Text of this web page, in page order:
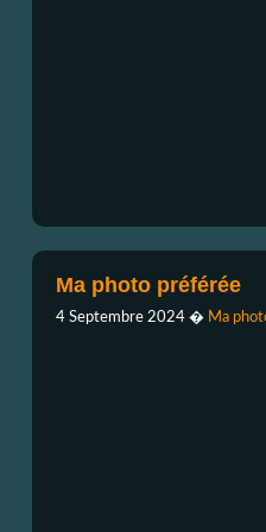
Ma photo préférée
4 Septembre 2024� Ma